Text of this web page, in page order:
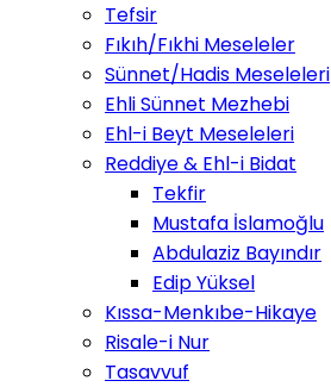
Tefsir
Fıkıh/Fıkhi Meseleler
Sünnet/Hadis Meseleleri
Ehli Sünnet Mezhebi
Ehl-i Beyt Meseleleri
Reddiye & Ehl-i Bidat
Tekfir
Mustafa İslamoğlu
Abdulaziz Bayındır
Edip Yüksel
Kıssa-Menkıbe-Hikaye
Risale-i Nur
Tasavvuf